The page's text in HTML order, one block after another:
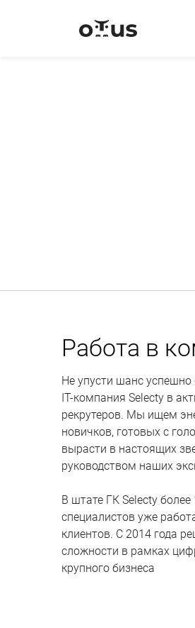
Работа в
Не упусти шанс успешно
IT-компания Selecty в
рекрутеров. Мы ищем
новичков, готовых с
вырасти в настоящих
руководством наших
В штате ГК Selecty более
специалистов уже
клиентов. C 2014 года
сложности в рамках
крупного бизнеса